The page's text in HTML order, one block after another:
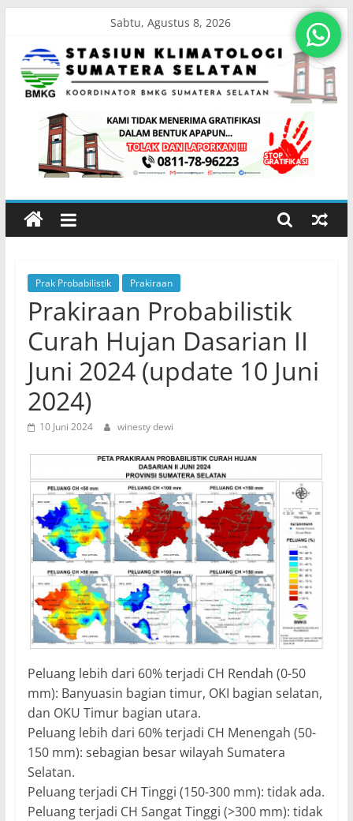
content
Sabtu, Agustus 8, 2026
Stasiun
Klimatologi
Sumatera
Koordinator
BMKG
Sumatera
Selatan
Prak Probabilistik Prakiraan
Prakiraan Probabilistik
Curah Hujan Dasarian II
Juni 2024 (update 10 Juni
2024)
10 Juni 2024 winesty dewi
Peluang lebih dari 60% terjadi CH Rendah (0-50
mm): Banyuasin bagian timur, OKI bagian selatan,
dan OKU Timur bagian utara.
Peluang lebih dari 60% terjadi CH Menengah (50-
150 mm): sebagian besar wilayah Sumatera
Selatan.
Peluang terjadi CH Tinggi (150-300 mm): tidak ada.
Peluang terjadi CH Sangat Tinggi (>300 mm): tidak